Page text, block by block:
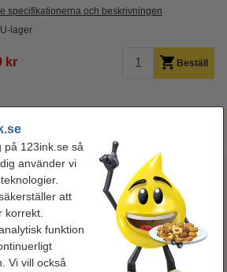
på 123ink.se så
använder vi
att
korrekt.
funktion
Vi vill också
specifikationerna och beskrivningen
lager
kr Beställ
Populära produkter